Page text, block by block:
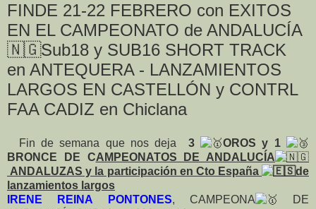
FINDE 21-22 FEBRERO con EXITOS
EN EL CAMPEONATO de ANDALUCÍA
🇳🇬Sub18 y SUB16 SHORT TRACK
en ANTEQUERA - LANZAMIENTOS
LARGOS EN CASTELLÓN y CONTRL
FAA CADIZ en Chiclana
Fin de semana que nos deja 3
OROS y 1
BRONCE DE CAMPEONATOS DE ANDALUCÍA
ANDALUZAS y la participación en Cto España
de
lanzamientos largos
IRENE REINA PONTONES, CAMPEONA
DE